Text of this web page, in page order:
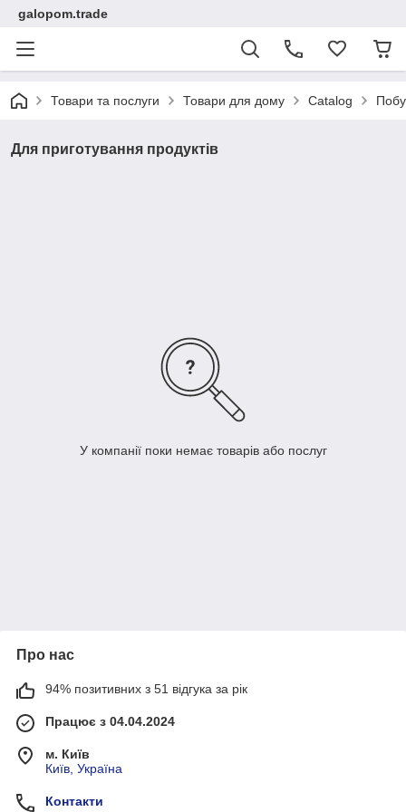
galopom.trade
Товари та послуги Товари для дому Catalog
Для приготування продуктів
У компанії поки немає товарів або послуг
Про нас
94% позитивних з 51 відгука за рік
Працює з 04.04.2024
м. Київ
Київ, Україна
Контакти